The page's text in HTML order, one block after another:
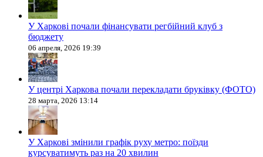
У Харкові почали фінансувати регбійний клуб з
бюджету
06 апреля, 2026 19:39
У центрі Харкова почали перекладати бруківку (ФОТО)
28 марта, 2026 13:14
У Харкові змінили графік руху метро: поїзди
курсуватимуть раз на 20 хвилин